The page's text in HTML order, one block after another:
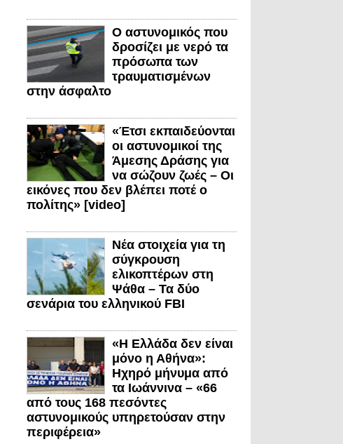
Ο αστυνομικός που
δροσίζει με νερό τα
πρόσωπα των
τραυματισμένων
στην άσφαλτο
«Έτσι εκπαιδεύονται
οι αστυνομικοί της
Άμεσης Δράσης για
να σώζουν ζωές – Οι
εικόνες που δεν βλέπει ποτέ ο
πολίτης» [video]
Νέα στοιχεία για τη
σύγκρουση
ελικοπτέρων στη
Ψάθα – Τα δύο
σενάρια του ελληνικού FBI
«Η Ελλάδα δεν είναι
μόνο η Αθήνα»:
Ηχηρό μήνυμα από
τα Ιωάννινα – «66
από τους 168 πεσόντες
αστυνομικούς υπηρετούσαν στην
περιφέρεια»